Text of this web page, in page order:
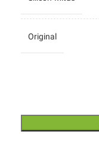
Original